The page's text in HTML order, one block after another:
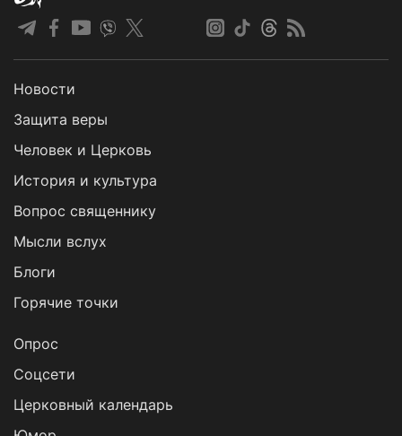
Новости
Защита веры
Человек и Церковь
История и культура
Вопрос священнику
Мысли вслух
Блоги
Горячие точки
Опрос
Cоцсети
Церковный календарь